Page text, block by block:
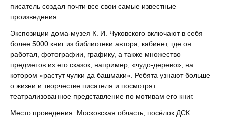
писатель создал почти все свои самые известные
произведения.
Экспозиции дома-музея К. И. Чуковского включают в себя
более 5000 книг из библиотеки автора, кабинет, где он
работал, фотографии, графику, а также множество
предметов из его сказок, например, «чудо-дерево», на
котором «растут чулки да башмаки». Ребята узнают больше
о жизни и творчестве писателя и посмотрят
театрализованное представление по мотивам его книг.
Место проведения: Московская область, посёлок ДСК